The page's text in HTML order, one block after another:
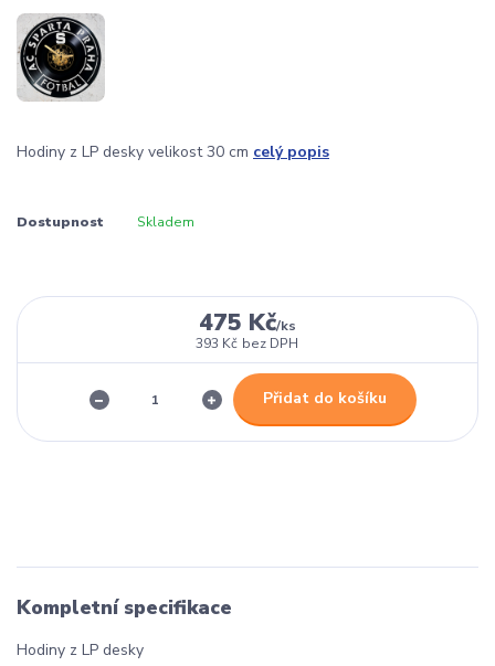
Hodiny z LP desky velikost 30 cm celý popis
Dostupnost Skladem
475 Kč/ks
393 Kč bez DPH
Přidat do košíku
Kompletní specifikace
Hodiny z LP desky